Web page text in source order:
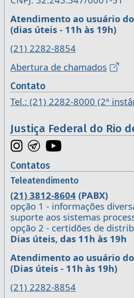
Atendimento ao usuário
(dias úteis - 11h às 19h)
(21) 2282-8854
Abertura de chamados
Contato
Tel.: (21) 2282-8000 (2ª
Justiça Federal do Rio
Contatos
Teleatendimento
(21) 3812-8604 (PABX)
opção 1 - informações
suporte aos sistemas
opção 2 - certidões de
Dias úteis, das 11h às 19h
Atendimento ao usuário
(Dias úteis - 11h às 19h)
(21) 2282-8854